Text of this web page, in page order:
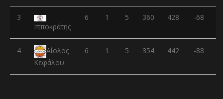
3
Ιπποκράτης
6 1 5 360 428 -68
4
Αίολος
Κεφάλου
6 1 5 354 442 -88